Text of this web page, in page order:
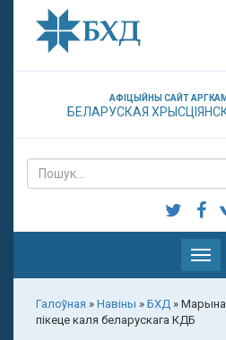
АФІЦЫЙНЫ САЙТ
БЕЛАРУСКАЯ
меню
Галоўная » Навіны » БХД » Марына
пікеце каля беларускага КДБ